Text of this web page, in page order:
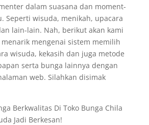
dalam suasana dan moment-
Seperti wisuda, menikah, upacara
lain-lain. Nah, berikut akan kami
mengenai sistem memilih
wisuda, kekasih dan juga metode
serta bunga lainnya dengan
web. Silahkan disimak
Berkwalitas Di Toko Bunga Chila
Jadi Berkesan!